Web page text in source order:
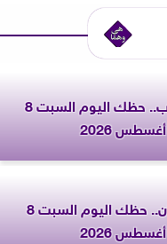
برج العقرب.. حظك اليوم السبت 8
أغسطس 2026
برج الميزان.. حظك اليوم السبت 8
أغسطس 2026